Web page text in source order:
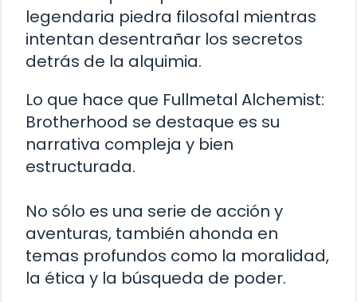
legendaria piedra filosofal mientras
intentan desentrañar los secretos
detrás de la alquimia.
Lo que hace que Fullmetal Alchemist:
Brotherhood se destaque es su
narrativa compleja y bien
estructurada.
No sólo es una serie de acción y
aventuras, también ahonda en
temas profundos como la moralidad,
la ética y la búsqueda de poder.